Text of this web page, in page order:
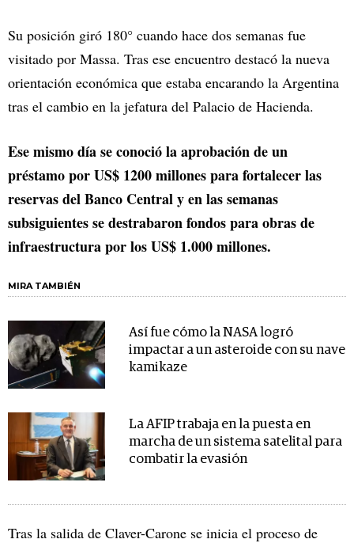
Su posición giró 180° cuando hace dos semanas fue
visitado por Massa. Tras ese encuentro destacó la nueva
orientación económica que estaba encarando la Argentina
tras el cambio en la jefatura del Palacio de Hacienda.
Ese mismo día se conoció la aprobación de un
préstamo por US$ 1200 millones para fortalecer las
reservas del Banco Central y en las semanas
subsiguientes se destrabaron fondos para obras de
infraestructura por los US$ 1.000 millones.
MIRA TAMBIÉN
Así fue cómo la NASA logró
impactar a un asteroide con su nave
kamikaze
La AFIP trabaja en la puesta en
marcha de un sistema satelital para
combatir la evasión
Tras la salida de Claver-Carone se inicia el proceso de